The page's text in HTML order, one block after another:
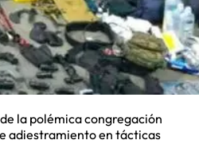
la polémica congregación
adiestramiento en tácticas